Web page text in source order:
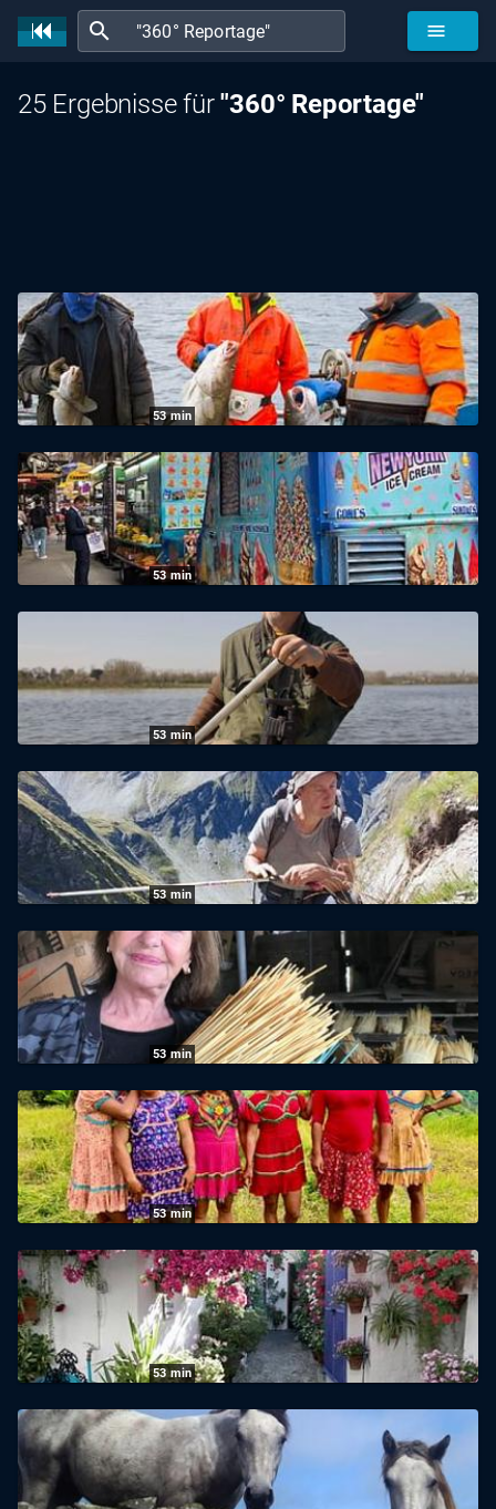
search menu
25 Ergebnisse für"360° Reportage"
53min
360° Reportage: Island: Seltsame Schätze
aus dem Meer
06.08.2026|arte
53min
360° Reportage: New York, die Foodtruck-
Könige von Astoria
04.08.2026|arte
53 min
360° Reportage: Normandie: Flache
Wasser, reiche Natur
01.08.2026|arte
53 min
360° Reportage: Der Bergkristall, Schatz in
den Schweizer Alpen
30.07.2026|arte
53 min
360° Reportage: Das teuerste Stroh der
Welt
29.07.2026|arte
53min
360° Reportage: Zuflucht in den Anden,
Kolumbiens indigene Transfrauen
28.07.2026 arte
53min
360° Reportage: Córdoba, die Stadt der
Patios
27.07.2026|arte